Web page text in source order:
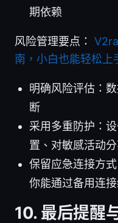
期依赖
风险管理要点：
南，小白也能轻松上
明确风险评估：
断
采用多重防护：
置、对敏感活动
保留应急连接方
你能通过备用连
10. 最后提醒